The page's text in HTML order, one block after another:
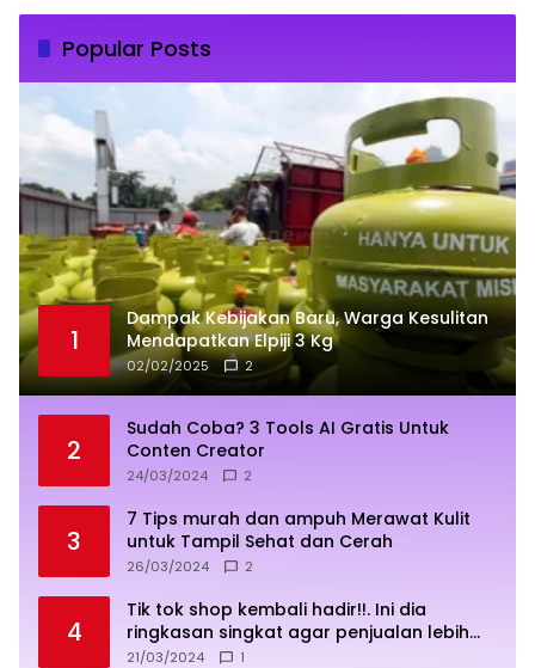
Popular Posts
1
Dampak Kebijakan Baru, Warga Kesulitan
Mendapatkan Elpiji 3 Kg
02/02/2025 2
2
Sudah Coba? 3 Tools AI Gratis Untuk
Conten Creator
24/03/2024 2
3
7 Tips murah dan ampuh Merawat Kulit
untuk Tampil Sehat dan Cerah
26/03/2024 2
4
Tik tok shop kembali hadir!!. Ini dia
ringkasan singkat agar penjualan lebih
sukses
21/03/2024 1